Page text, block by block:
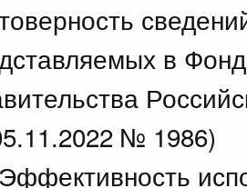
в
№ 1986)
Правительства
873
Соглашения между
Абхазия о
социально-
на 2026 - 2030 годы